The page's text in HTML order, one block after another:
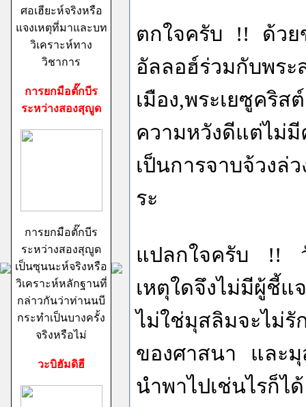
ศอเฮียะห์จริงหรือ
แจงเหตุที่มาและบท
วิเคราะห์ทาง
วิชาการ
การยกมือตั๊กบีร
ระหว่างสองสุญูด
การยกมือตั๊กบีร
ระหว่างสองสุญูด
เป็นซุนนะห์จริงหรือ
วิเคราะห์หลักฐานที่
กล่าวกันว่าท่านนบี
กระทำเป็นบางครั้ง
จริงหรือไม่
วะบิฮัมดิฮี
ตกใจครับ !! ด้วย
อัลลอฮ์ร่วมกับพระ
เมือง,พระเยซูคริ
ความหวังดีแต่ไม่
เป็นการจาบจ้วงล่
ระ
แปลกใจครับ !!
เหตุใดจึงไม่มีผู้ชี้แ
ไม่ใช่มุสลิมจะไม่
ของศาสนา และมุ
นำพาไปเช่นไร